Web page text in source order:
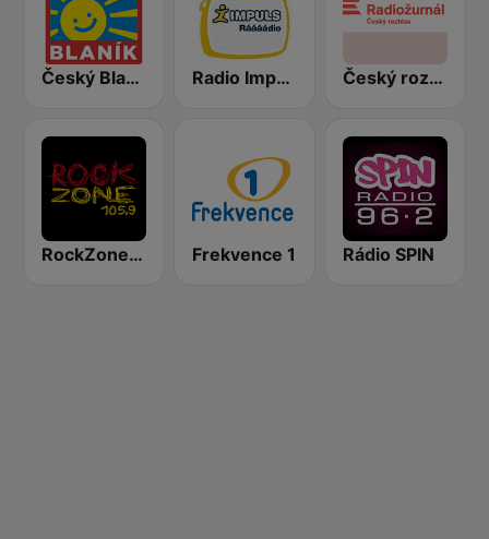
Český Blaník Radio Impuls Český rozhlas Radiožurnál
RockZone 105.9 FM Frekvence 1 Rádio SPIN